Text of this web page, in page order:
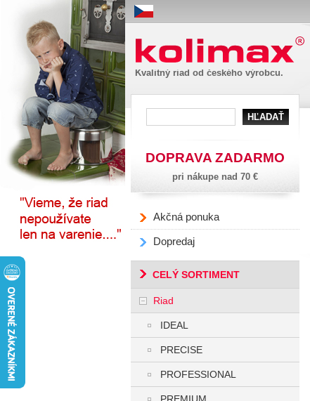
Kolimax
DOPRAVA ZADARMO
pri nákupe nad 70 €
Akčná ponuka
Dopredaj
CELÝ SORTIMENT
Riad
IDEAL
PRECISE
PROFESSIONAL
Kvalitný riad od českého výrobcu.